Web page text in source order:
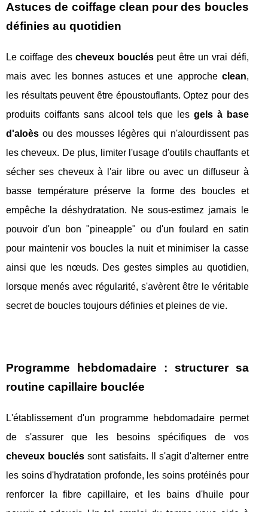
Astuces de coiffage clean pour des boucles
définies au quotidien
Le coiffage des cheveux bouclés peut être un vrai défi,
mais avec les bonnes astuces et une approche clean,
les résultats peuvent être époustouflants. Optez pour des
produits coiffants sans alcool tels que les gels à base
d'aloès ou des mousses légères qui n'alourdissent pas
les cheveux. De plus, limiter l'usage d'outils chauffants et
sécher ses cheveux à l'air libre ou avec un diffuseur à
basse température préserve la forme des boucles et
empêche la déshydratation. Ne sous-estimez jamais le
pouvoir d'un bon "pineapple" ou d'un foulard en satin
pour maintenir vos boucles la nuit et minimiser la casse
ainsi que les nœuds. Des gestes simples au quotidien,
lorsque menés avec régularité, s'avèrent être le véritable
secret de boucles toujours définies et pleines de vie.
Programme hebdomadaire : structurer sa
routine capillaire bouclée
L'établissement d'un programme hebdomadaire permet
de s'assurer que les besoins spécifiques de vos
cheveux bouclés sont satisfaits. Il s'agit d'alterner entre
les soins d'hydratation profonde, les soins protéinés pour
renforcer la fibre capillaire, et les bains d'huile pour